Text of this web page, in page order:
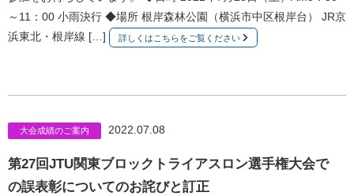
～11：00 小雨決行 ◆場所 根岸森林公園（横浜市中区根岸台） JR京
浜東北・根岸線 […]
詳しくはこちらをご覧ください
大会成績のご案内 2022.07.08
第27回JTU関東ブロックトライアスロン選手権大会で
の誤表彰についてのお詫びと訂正